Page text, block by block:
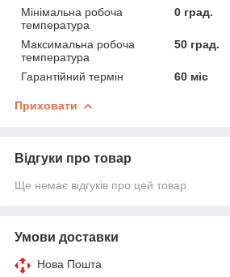
Мінімальна робоча
температура
0 град.
Максимальна робоча
температура
50 град.
Гарантійний термін 60 міс
Приховати
Відгуки про товар
Ще немає відгуків про цей товар
Умови доставки
Нова Пошта